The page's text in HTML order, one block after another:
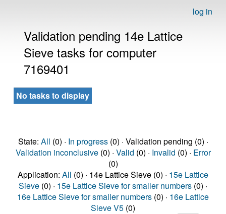
log in
Validation pending 14e Lattice
Sieve tasks for computer
7169401
No tasks to display
State: All (0) · In progress(0) · Validation pending (0) ·
Validation inconclusive(0) · Valid (0) · Invalid (0) · Error
(0)
Application: All (0) · 14e Lattice Sieve (0) · 15e Lattice
Sieve (0) · 15e Lattice Sieve for smaller numbers (0) ·
16e Lattice Sieve for smaller numbers (0) · 16e Lattice
Sieve V5 (0)